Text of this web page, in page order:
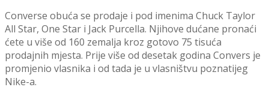
Converse obuća se prodaje i pod imenima Chuck Taylor
All Star, One Star i Jack Purcella. Njihove dućane pronaći
ćete u više od 160 zemalja kroz gotovo 75 tisuća
prodajnih mjesta. Prije više od desetak godina Convers je
promjenio vlasnika i od tada je u vlasništvu poznatijeg
Nike-a.